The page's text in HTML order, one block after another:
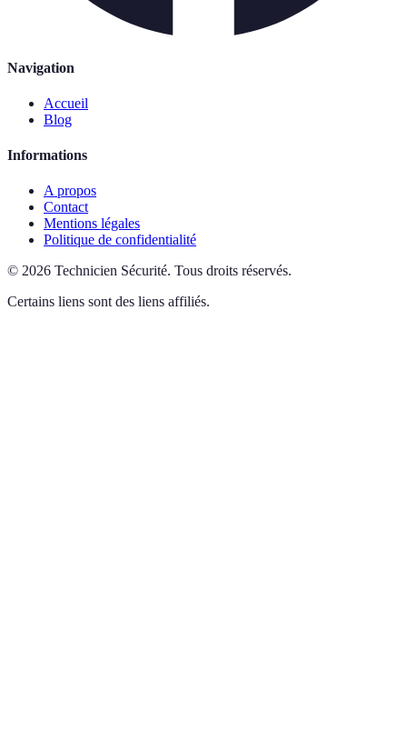
Navigation
Accueil
Blog
Informations
A propos
Contact
Mentions légales
Politique de confidentialité
© 2026 Technicien Sécurité. Tous droits réservés.
Certains liens sont des liens affiliés.